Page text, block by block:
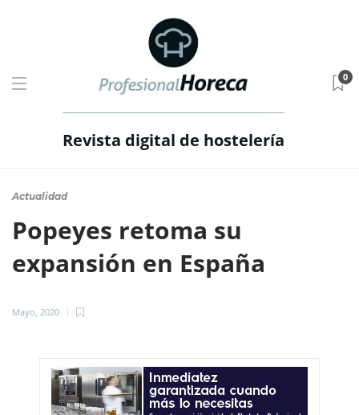
Revista digital de hostelería
0
Actualidad
Popeyes retoma su
expansión en España
Mayo, 2020